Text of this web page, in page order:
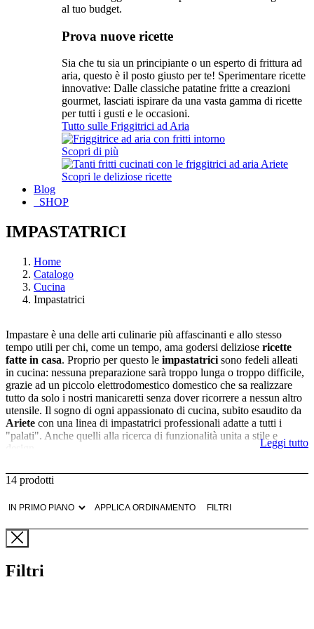
al tuo budget.
Prova nuove ricette
Sia che tu sia un principiante o un esperto di frittura ad
aria, questo è il posto giusto per te! Sperimentare ricette
innovative: Dalle classiche patatine fritte a creazioni
gourmet, lasciati ispirare da una vasta gamma di ricette
per tutti i gusti e le occasioni.
Tutto sulle Friggitrici ad Aria
Scopri di più
Scopri le deliziose ricette
Blog
SHOP
IMPASTATRICI
Home
Catalogo
Cucina
Impastatrici
Impastare è una delle arti culinarie più affascinanti e allo stesso
tempo utili per chi, come un tempo, ama godersi deliziose ricette
fatte in casa. Proprio per questo le impastatrici sono fedeli alleati
in cucina: nessuna preparazione sarà troppo lunga o troppo difficile,
grazie ad un piccolo elettrodomestico domestico che sa realizzare
tutto da solo i nostri manicaretti senza dover ricorrere a nessun altro
utensile. Il sogno di ogni appassionato di cucina, subito esaudito da
Ariete con una linea di impastatrici professionali adatte a tutti i
"palati". Anche quelli alla ricerca di funzionalità unita a stile e
design.
Impastatrici Ariete: tante funzionalità al
Con leimpastatrici Arietepossiamo impastare facilmente dolci,
pane, pizza e molto altro per creare le nostre ricette preferite. Si tratta
frullatore
con piatti di qualsiasi difficoltà e dimensione, sia dolci che salati.
Leggi tutto
14 prodotti
APPLICA ORDINAMENTO FILTRI
Filtri